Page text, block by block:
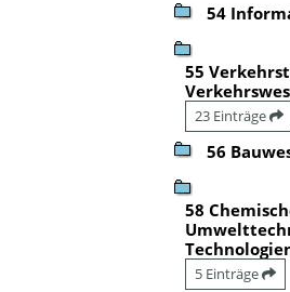
54
55
23 Einträge
56
58
5 Einträge